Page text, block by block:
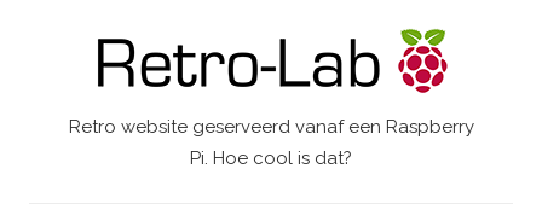
Retro-
Retro website geserveerd vanaf een Raspberry
Pi. Hoe cool is dat?